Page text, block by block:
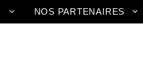
NOS PARTENAIRES